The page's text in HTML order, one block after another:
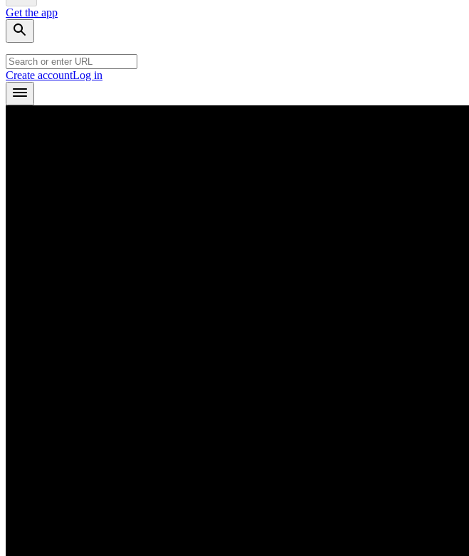
Get the app
Create accountLog in